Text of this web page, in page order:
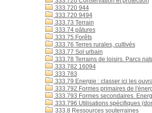
333.720 944
333.720 9494
333.73 Terrain
333.74 pâtures
333.75 Forêts
333.76 Terres rurales, cultivés
333.77 Sol urbain
333.78 Terrains de loisirs. Parcs
333.782 16094
333.783
333.79 Energie : classer ici les
333.792 Formes primaires de
333.793 Formes secondaires.
333.796 Utilisations spécifiques
333.8 Ressources souterraines